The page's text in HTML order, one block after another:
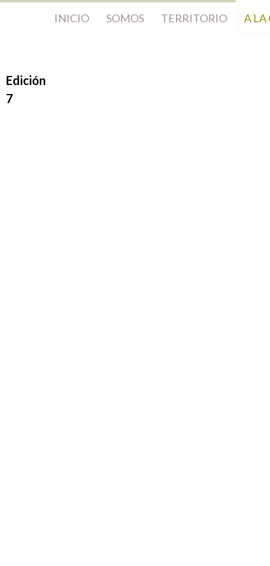
INICIO SOMOS TERRITORIO A LA
Edición
7